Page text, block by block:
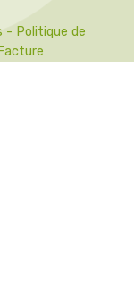
- Politique de